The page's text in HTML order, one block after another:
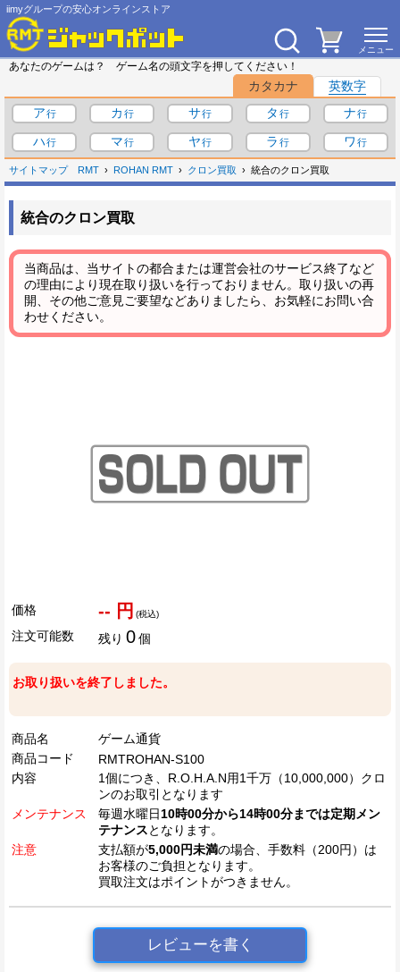
iimyグループの安心オンラインストア
あなたのゲームは？ ゲーム名の頭文字を押してください！
カタカナ
英数字
ア
カ サ タ
ナ
ハ
マ ヤ ラ ワ
サイトマップ RMT ROHAN RMT クロン買取 統合のクロン買取
統合のクロン買取
当商品は、当サイトの都合または運営会社のサービス終了など
の理由により現在取り扱いを行っておりません。取り扱いの再
開、その他ご意見ご要望などありましたら、お気軽にお問い合
わせください。
価格 -- 円 (税込)
注文可能数 残り 0個
お取り扱いを終了しました。
商品名
ゲーム通貨
商品コード
RMTROHAN-S100
内容
1個につき、R.O.H.A.N用1千万（10,000,000）クロ
ンのお取引となります
メンテナンス
毎週水曜日10時00分から14時00分までは定期メン
テナンスとなります。
注意
支払額が5,000円未満の場合、手数料（200円）は
お客様のご負担となります。
買取注文はポイントがつきません。
レビューを書く